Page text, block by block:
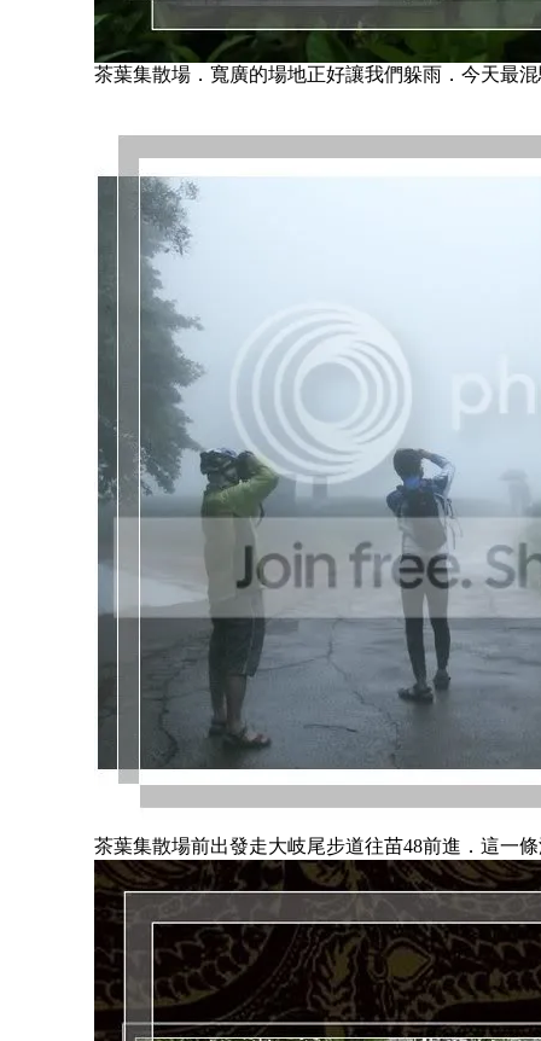
茶葉集散場．寬廣的場地正好讓我們躲雨．今天最
茶葉集散場前出發走大岐尾步道往苗48前進．這一